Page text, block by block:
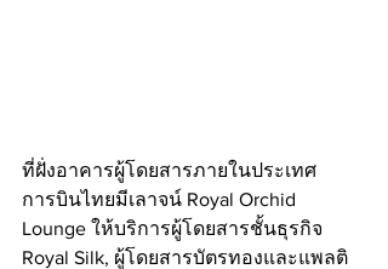
ที่ฝั่งอาคารผู้โดยสารภายในประเทศ
การบินไทยมีเลาจน์ Royal Orchid
Lounge ให้บริการผู้โดยสารชั้นธุรกิจ
Royal Silk, ผู้โดยสารบัตรทองและแพลติ